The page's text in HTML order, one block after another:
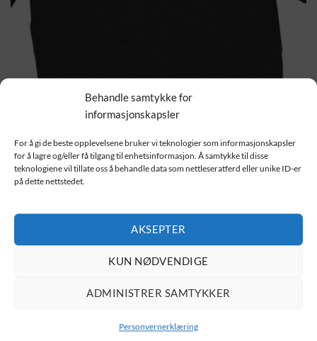
Behandle samtykke for
informasjonskapsler
For å gi de beste opplevelsene bruker vi teknologier som informasjonskapsler
for å lagre og/eller få tilgang til enhetsinformasjon. Å samtykke til disse
teknologiene vil tillate oss å behandle data som nettleseratferd eller unike ID-er
på dette nettstedet.
AKSEPTER
KUN NØDVENDIGE
ADMINISTRER SAMTYKKER
Personvernerklæring
T-SKJORTER / DIVERSE
Mickey Rat
kr229.00
Velg farge